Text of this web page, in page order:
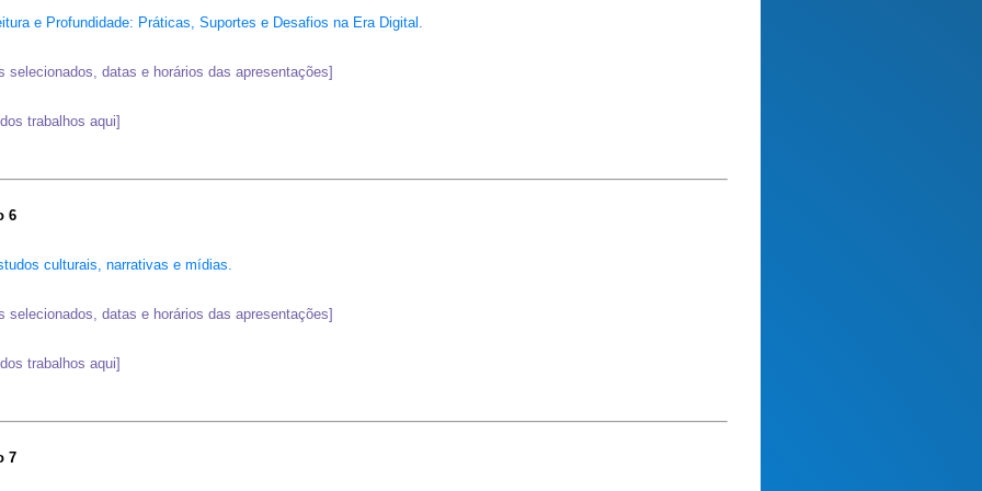
e Profundidade: Práticas, Suportes e Desafios na Era Digital.
selecionados, datas e horários das apresentações]
trabalhos aqui]
6
culturais, narrativas e mídias.
selecionados, datas e horários das apresentações]
trabalhos aqui]
7